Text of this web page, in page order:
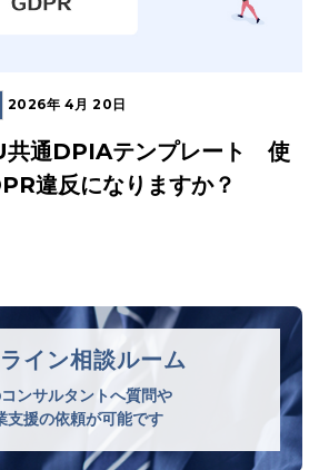
2026年 4月 20日
共通DPIAテンプレート 使
違反になりますか？
イン相談ルーム
ンサルタントへ質問や
支援の依頼が可能です